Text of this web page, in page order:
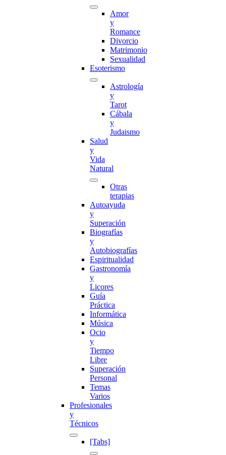
Amor
y
Romance
Divorcio
Matrimonio
Sexualidad
Esoterismo
Astrología
y
Tarot
Cábala
y
Judaismo
Salud
y
Vida
Natural
Otras
terapias
Autoayuda
y
Superación
Biografías
y
Autobiografías
Espiritualidad
Gastronomía
y
Licores
Guía
Práctica
Informática
Música
Ocio
y
Tiempo
Libre
Superación
Personal
Temas
Varios
Profesionales
y
Técnicos
[Tabs]